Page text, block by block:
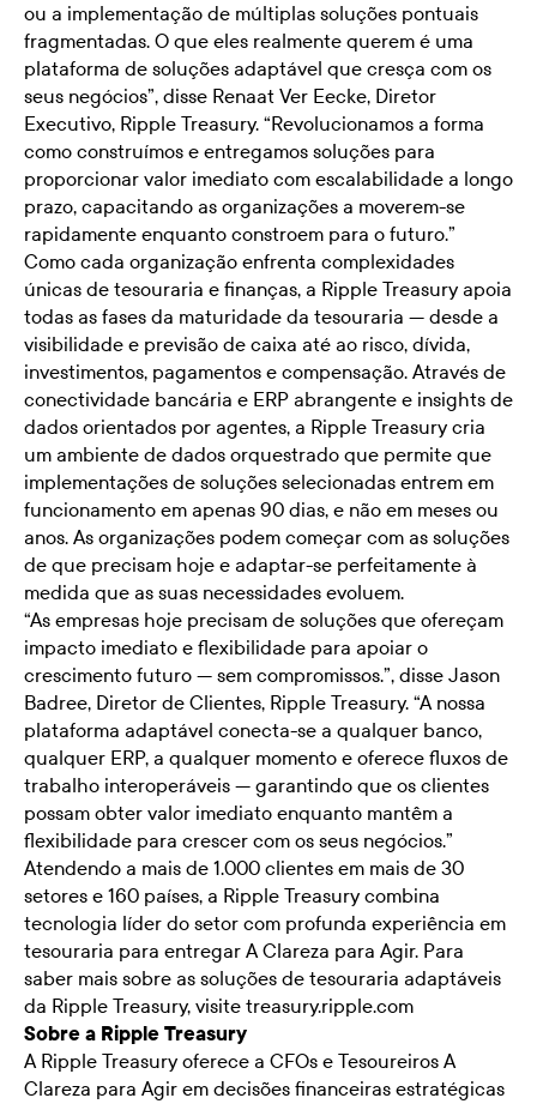
ou a implementação de múltiplas soluções pontuais
fragmentadas. O que eles realmente querem é uma
plataforma de soluções adaptável que cresça com os
seus negócios”, disse Renaat Ver Eecke, Diretor
Executivo, Ripple Treasury. “Revolucionamos a forma
como construímos e entregamos soluções para
proporcionar valor imediato com escalabilidade a longo
prazo, capacitando as organizações a moverem-se
rapidamente enquanto constroem para o futuro.”
Como cada organização enfrenta complexidades
únicas de tesouraria e finanças, a Ripple Treasury apoia
todas as fases da maturidade da tesouraria — desde a
visibilidade e previsão de caixa até ao risco, dívida,
investimentos, pagamentos e compensação. Através de
conectividade bancária e ERP abrangente e insights de
dados orientados por agentes, a Ripple Treasury cria
um ambiente de dados orquestrado que permite que
implementações de soluções selecionadas entrem em
funcionamento em apenas 90 dias, e não em meses ou
anos. As organizações podem começar com as soluções
de que precisam hoje e adaptar-se perfeitamente à
medida que as suas necessidades evoluem.
“As empresas hoje precisam de soluções que ofereçam
impacto imediato e flexibilidade para apoiar o
crescimento futuro — sem compromissos.”, disse Jason
Badree, Diretor de Clientes, Ripple Treasury. “A nossa
plataforma adaptável conecta-se a qualquer banco,
qualquer ERP, a qualquer momento e oferece fluxos de
trabalho interoperáveis — garantindo que os clientes
possam obter valor imediato enquanto mantêm a
flexibilidade para crescer com os seus negócios.”
Atendendo a mais de 1.000 clientes em mais de 30
setores e 160 países, a Ripple Treasury combina
tecnologia líder do setor com profunda experiência em
tesouraria para entregar A Clareza para Agir. Para
saber mais sobre as soluções de tesouraria adaptáveis
da Ripple Treasury, visite treasury.ripple.com
Sobre a Ripple Treasury
A Ripple Treasury oferece a CFOs e Tesoureiros A
Clareza para Agir em decisões financeiras estratégicas